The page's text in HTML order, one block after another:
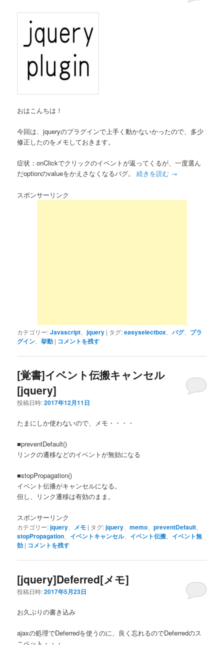
おはこんちは！
今回は、jqueryのプラグインで上手く動かないかったので、多少
修正したのをメモしておきます。
症状：onClickでクリックのイベントが返ってくるが、一度選ん
だoptionのvalueをかえさなくなるバグ。続きを読む →
スポンサーリンク
カテゴリー:Javascript 、jquery | タグ:easyselectbox 、バグ、 プラ
グイン 、挙動 | コメントを残す
[覚書]イベント伝搬キャンセル
[jquery]
投稿日時:2017年12月11日
たまにしか使わないので、メモ・・・・
■preventDefault()
リンクの遷移などのイベントが無効になる
■stopPropagation()
イベント伝播がキャンセルになる。
但し、リンク遷移は有効のまま。
スポンサーリンク
カテゴリー:jquery メモ | タグ:jquery 、memo 、preventDefault
stopPropagation イベントキャンセル、 イベント伝搬
イベント無
効 | コメントを残す
[jquery]Deferred[メモ]
投稿日時:2017年5月23日
お久ぶりの書き込み
ajaxの処理でDeferredを使うのに、良く忘れるのでDeferredのス